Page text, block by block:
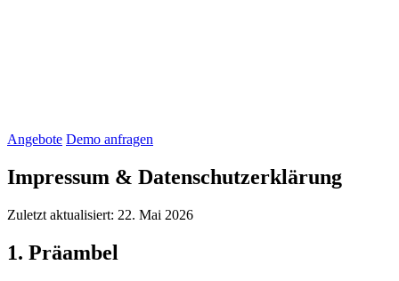
Angebote Demo anfragen
Impressum & Datenschutzerklärung
Zuletzt aktualisiert: 22. Mai 2026
1. Präambel